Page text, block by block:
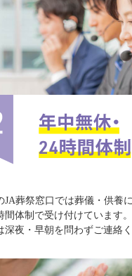
JA葬祭窓口では葬儀・供養
間体制で受け付けています
深夜・早朝を問わずご連絡く